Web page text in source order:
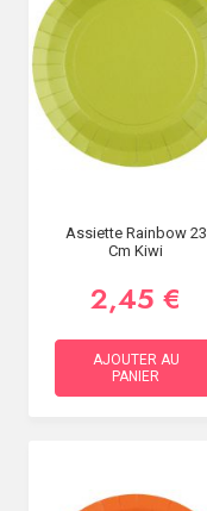
Assiette Rainbow 23
Cm Kiwi
2,45 €
AJOUTER AU
PANIER